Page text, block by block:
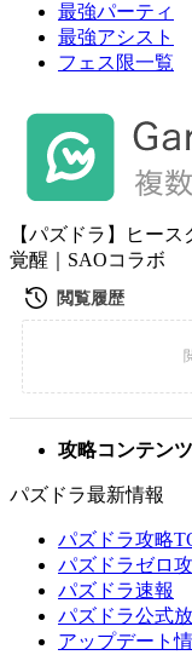
最強パーティ
最強アシスト
フェス限一覧
【パズドラ】ヒー
覚醒｜SAOコラボ
攻略コンテンツ
パズドラ最新情報
パズドラ攻略
パズドラゼロ
パズドラ速報
パズドラ公式
アップデート